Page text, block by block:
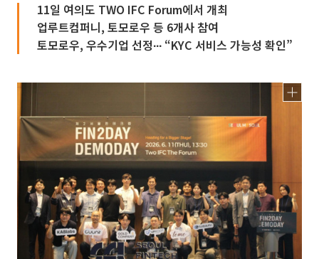
11일 여의도 TWO IFC Forum에서 개최
업루트컴퍼니, 토모로우 등 6개사 참여
토모로우, 우수기업 선정∙∙∙ “KYC 서비스 가능성 확인”